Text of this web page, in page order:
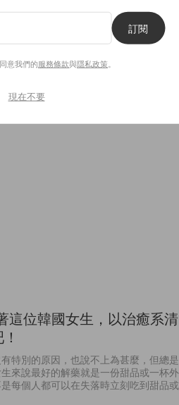
BLACKPINK的聲勢水漲船高，除了舞
成為時尚圈的熟面孔，更別說還已經成
這位韓國女生，以治癒系清
特別的原因，也說不上為甚麼，但總是
來說最好的解藥就是一份甜品或一杯外
每個人都可以在失落時立刻吃到甜品或
訂閱
意我們的服務條款與隱私政策
現在不要